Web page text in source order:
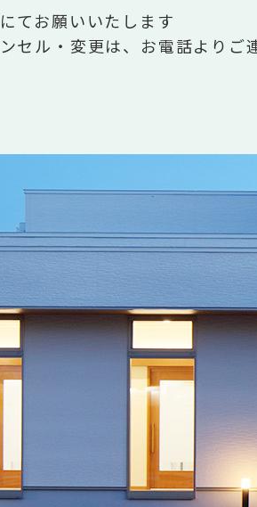
てお願いいたします
セル・変更は、お電話よりご